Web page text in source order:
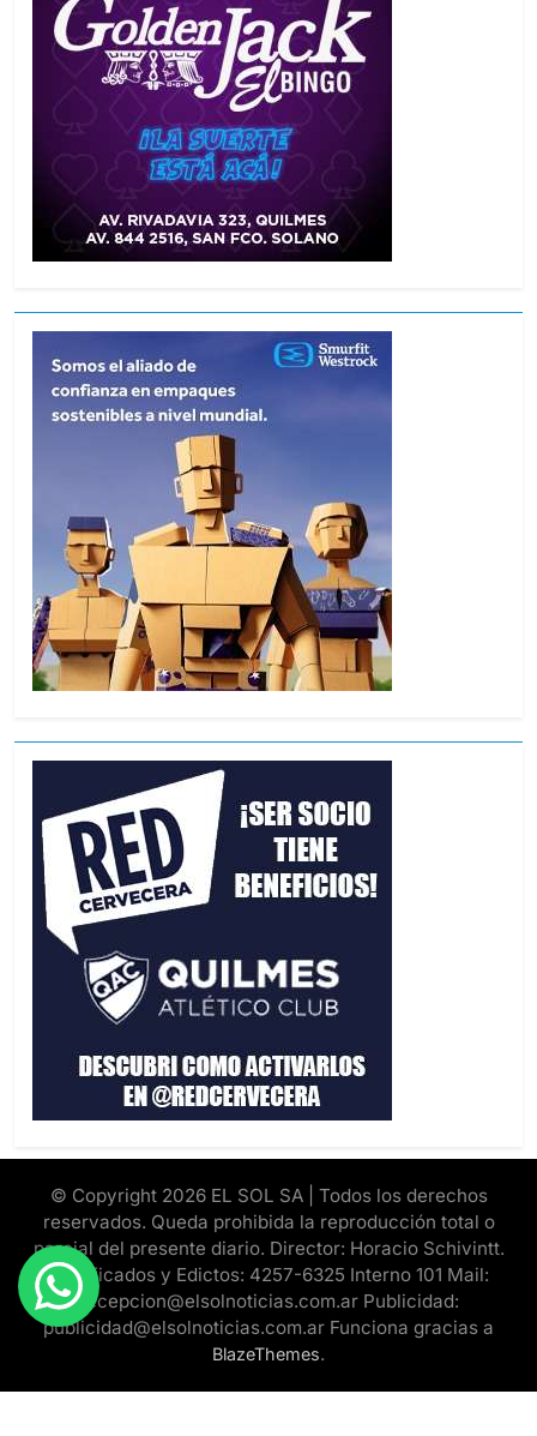
© Copyright 2026 EL SOL SA | Todos los derechos
reservados. Queda prohibida la reproducción total o
parcial del presente diario. Director: Horacio Schivintt.
Clasificados y Edictos: 4257-6325 Interno 101 Mail:
recepcion@elsolnoticias.com.ar Publicidad:
publicidad@elsolnoticias.com.ar Funciona gracias a
BlazeThemes.